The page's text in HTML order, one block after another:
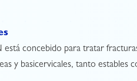
está concebido para tratar
y basicervicales, tanto estables